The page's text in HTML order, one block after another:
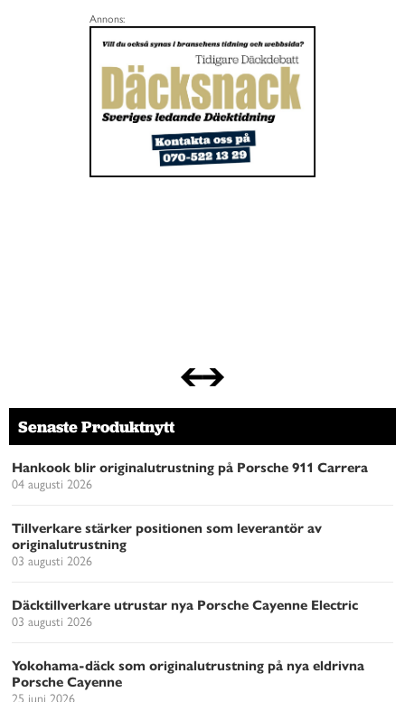
Annons:
Senaste Produktnytt
Hankook blir originalutrustning på Porsche 911 Carrera
04 augusti 2026
Tillverkare stärker positionen som leverantör av
originalutrustning
03 augusti 2026
Däcktillverkare utrustar nya Porsche Cayenne Electric
03 augusti 2026
Yokohama-däck som originalutrustning på nya eldrivna
Porsche Cayenne
25 juni 2026